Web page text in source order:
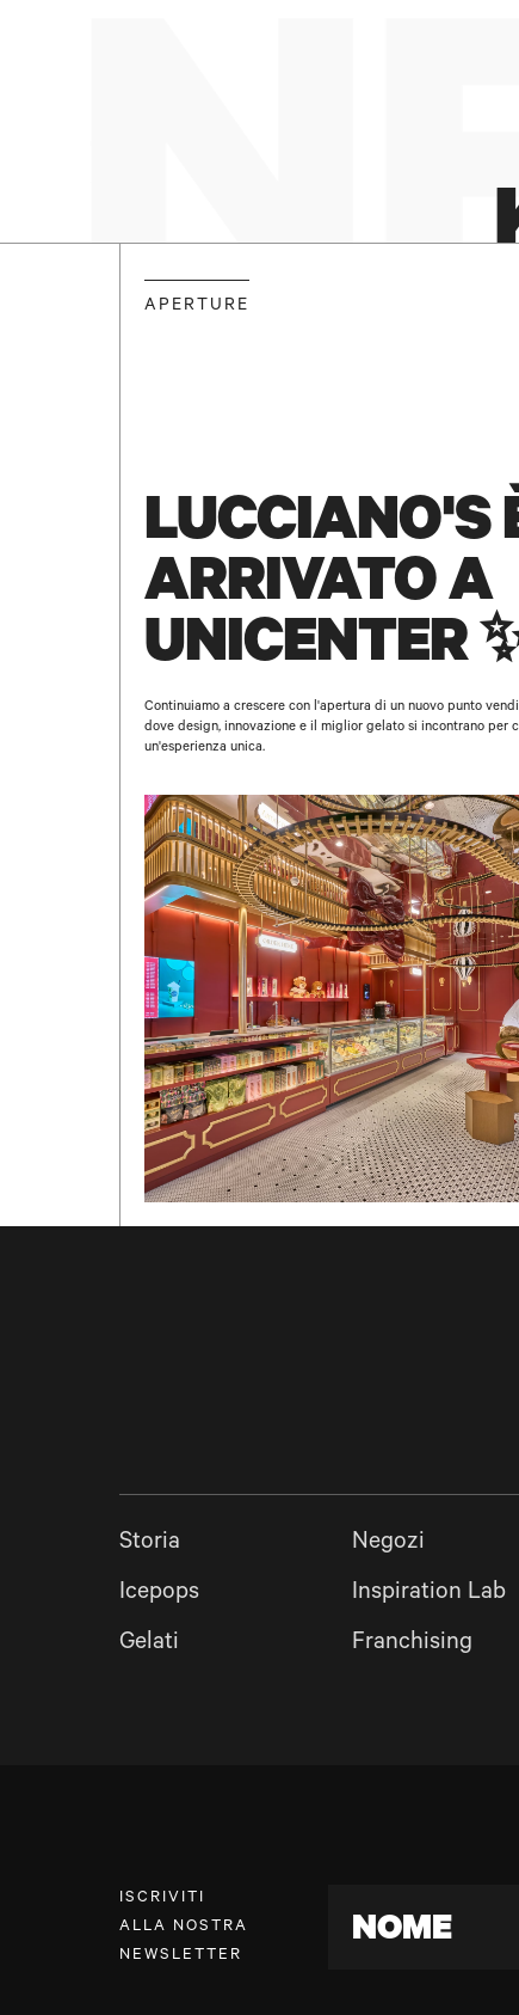
APERTURE
LUCCIANO'S
ARRIVATO A
UNICENTER
Continuiamo a crescere con l'apertura di un nuovo punto
dove design, innovazione e il miglior gelato si incontrano per
un'esperienza unica.
Storia
Icepops
Gelati
Negozi
Inspiration Lab
Franchising
ISCRIVITI
ALLA NOSTRA
NEWSLETTER
NOME